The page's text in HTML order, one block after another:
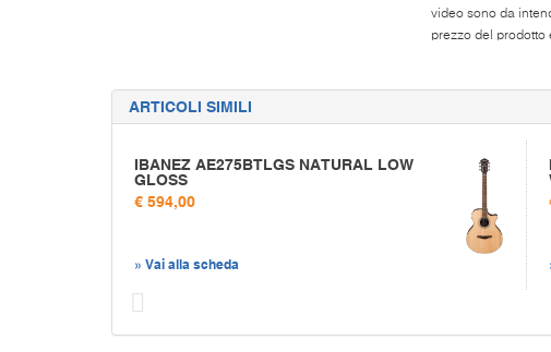
video sono da
prezzo del
ARTICOLI SIMILI
IBANEZ AE275BTLGS NATURAL LOW
GLOSS
€ 594,00
» Vai alla scheda